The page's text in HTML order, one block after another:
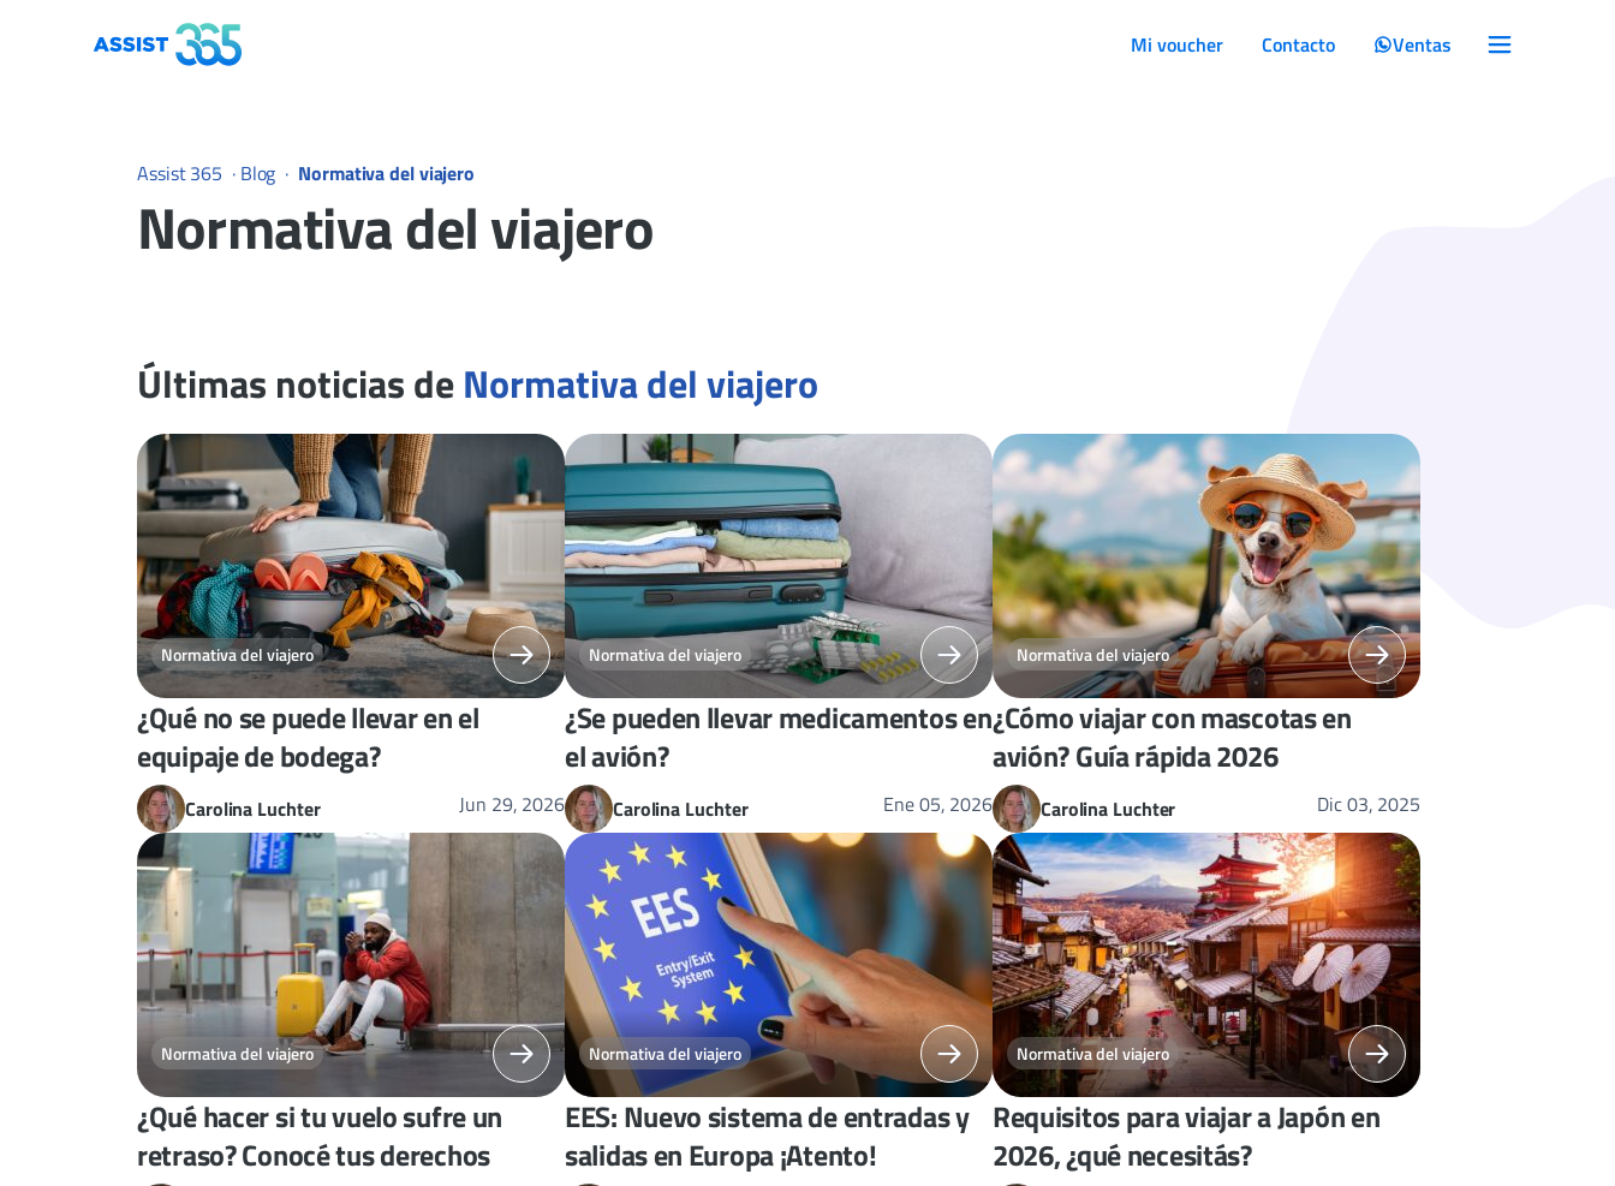
Mi voucher Contacto Ventas
Assist 365 · Blog · Normativa del viajero
Normativa del viajero
Últimas noticias deNormativa del viajero
Normativa del viajero
¿Qué no se puede llevar en el
equipaje de bodega?
Carolina Luchter Jun 29, 2026
Normativa del viajero
¿Se pueden llevar medicamentos en
el avión?
Carolina Luchter Ene 05, 2026
Normativa del viajero
¿Cómo viajar con mascotas en
avión? Guía rápida 2026
Carolina Luchter Dic 03, 2025
Normativa del viajero
¿Qué hacer si tu vuelo sufre un
retraso? Conocé tus derechos
Normativa del viajero
EES: Nuevo sistema de entradas y
salidas en Europa ¡Atento!
Normativa del viajero
Requisitos para viajar a Japón en
2026, ¿qué necesitás?